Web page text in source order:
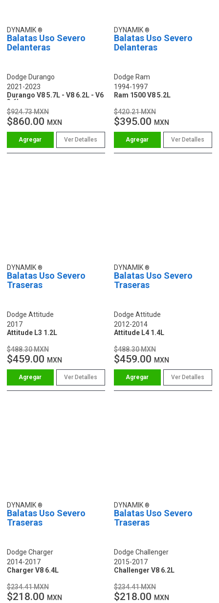
DYNAMIK
Balatas Uso Severo
Delanteras
Dodge Durango
2021-2023
Durango V8 5.7L - V8 6.2L - V6
3.6L
$924.73 MXN
$860.00 MXN
Ver Detalles
DYNAMIK
Balatas Uso Severo
Delanteras
Dodge Ram
1994-1997
Ram 1500 V8 5.2L
$420.21 MXN
$395.00 MXN
Ver Detalles
DYNAMIK
Balatas Uso Severo
Traseras
Dodge Attitude
2017
Attitude L3 1.2L
$488.30 MXN
$459.00 MXN
Ver Detalles
DYNAMIK
Balatas Uso Severo
Traseras
Dodge Attitude
2012-2014
Attitude L4 1.4L
$488.30 MXN
$459.00 MXN
Ver Detalles
DYNAMIK
Balatas Uso Severo
Traseras
Dodge Charger
2014-2017
Charger V8 6.4L
$234.41 MXN
$218.00 MXN
DYNAMIK
Balatas Uso Severo
Traseras
Dodge Challenger
2015-2017
Challenger V8 6.2L
$234.41 MXN
$218.00 MXN